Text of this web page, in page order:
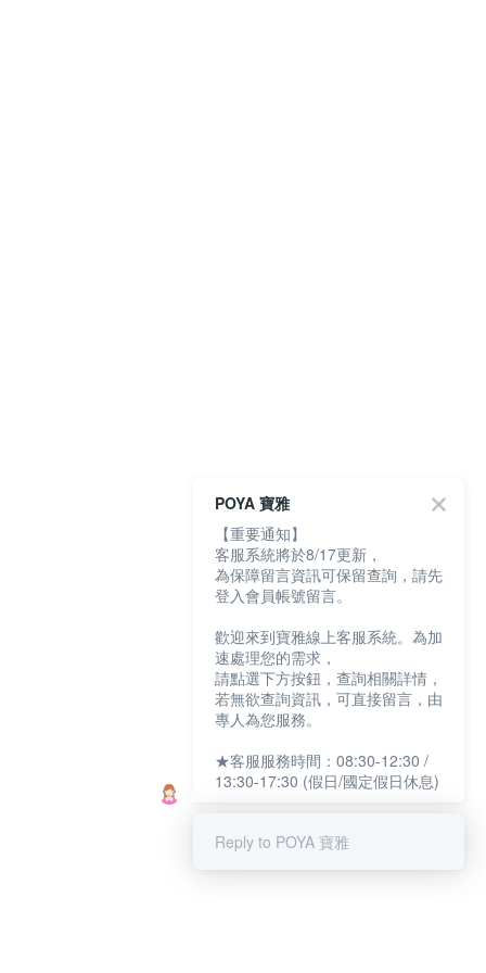
POYA 寶雅
【重要通知】
客服系統將於8/17更新，
為保障留言資訊可保留查詢，請先
登入會員帳號留言。
歡迎來到寶雅線上客服系統。為加
速處理您的需求，
請點選下方按鈕，查詢相關詳情，
若無欲查詢資訊，可直接留言，由
專人為您服務。
★客服服務時間：08:30-12:30 /
13:30-17:30 (假日/國定假日休息)
Reply to POYA 寶雅